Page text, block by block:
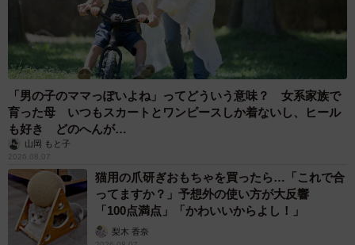
「男の子のママっぽいよね」ってどういう意味？ 女系家族で
育った母 いつもスカートとワンピースしか着ないし、ヒール
も好き どのへんが…
山岡 もと子
2026.08.07
猫用の爪研ぎおもちゃを買ったら…「これで合
ってますか？」予想外の使い方が大反響
「100点満点」「かわいいからよし！」
梨木 香奈